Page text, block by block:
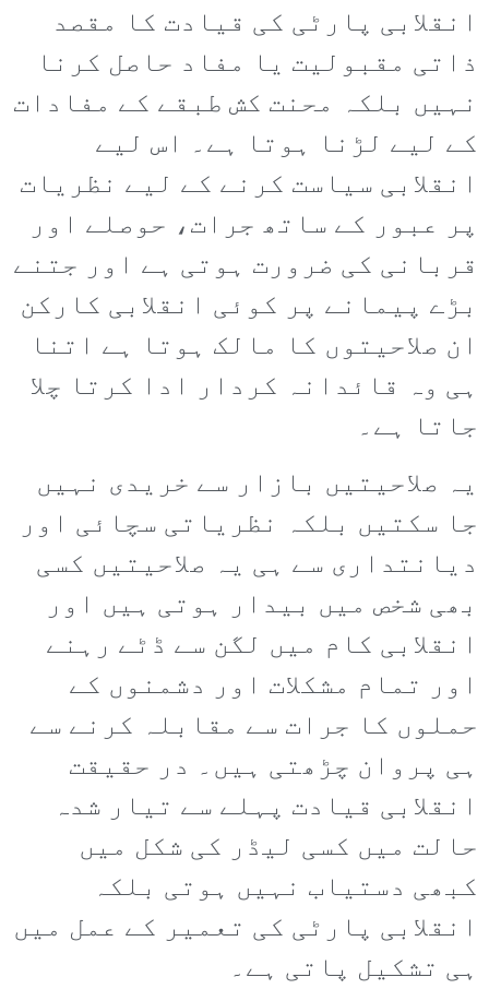
انقلابی پارٹی کی قیادت کا مقصد
ذاتی مقبولیت یا مفاد حاصل کرنا
نہیں بلکہ محنت کش طبقے کے مفادات
کے لیے لڑنا ہوتا ہے۔ اس لیے
انقلابی سیاست کرنے کے لیے نظریات
پر عبور کے ساتھ جرات، حوصلے اور
قربانی کی ضرورت ہوتی ہے اور جتنے
بڑے پیمانے پر کوئی انقلابی کارکن
ان صلاحیتوں کا مالک ہوتا ہے اتنا
ہی وہ قائدانہ کردار ادا کرتا چلا
جاتا ہے۔
یہ صلاحیتیں بازار سے خریدی نہیں
جا سکتیں بلکہ نظریاتی سچائی اور
دیانتداری سے ہی یہ صلاحیتیں کسی
بھی شخص میں بیدار ہوتی ہیں اور
انقلابی کام میں لگن سے ڈٹے رہنے
اور تمام مشکلات اور دشمنوں کے
حملوں کا جرات سے مقابلہ کرنے سے
ہی پروان چڑھتی ہیں۔ در حقیقت
انقلابی قیادت پہلے سے تیار شدہ
حالت میں کسی لیڈر کی شکل میں
کبھی دستیاب نہیں ہوتی بلکہ
انقلابی پارٹی کی تعمیر کے عمل میں
ہی تشکیل پاتی ہے۔